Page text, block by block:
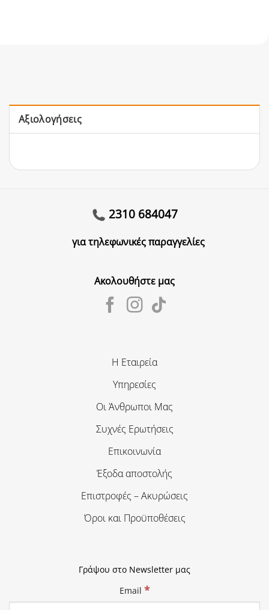
Αξιολογήσεις
2310 684047
για τηλεφωνικές παραγγελίες
Ακολουθήστε μας
Η Εταιρεία
Υπηρεσίες
Οι Άνθρωποι Μας
Συχνές Ερωτήσεις
Επικοινωνία
Έξοδα αποστολής
Επιστροφές – Ακυρώσεις
Όροι και Προϋποθέσεις
Γράψου στο Newsletter μας
Email *